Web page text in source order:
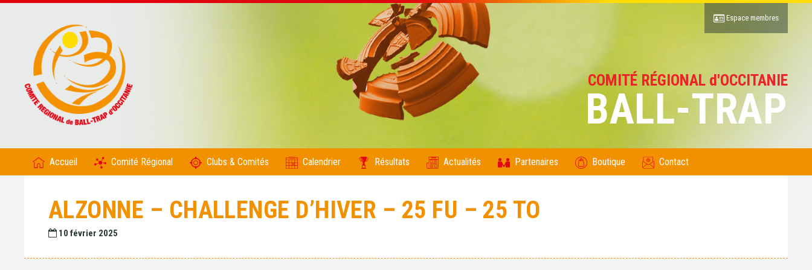
COMITÉ RÉGIONAL d'OCCITANIE
BALL-TRAP
Espace membres
Accueil Comité Régional Clubs & Comités Calendrier Résultats Actualités Partenaires Boutique Contact
ALZONNE – CHALLENGE D’HIVER – 25 FU – 25 TO
10 février 2025